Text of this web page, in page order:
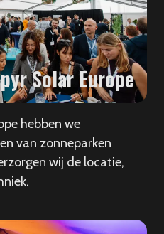
Solar Europe
hebben we
van zonneparken
wij de locatie,